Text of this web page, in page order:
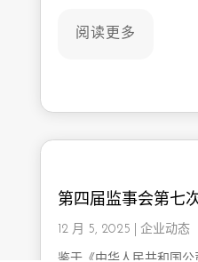
阅读更多
第四届监事会第七
12 月 5, 2025 企业动态
鉴于《中华人民共和国